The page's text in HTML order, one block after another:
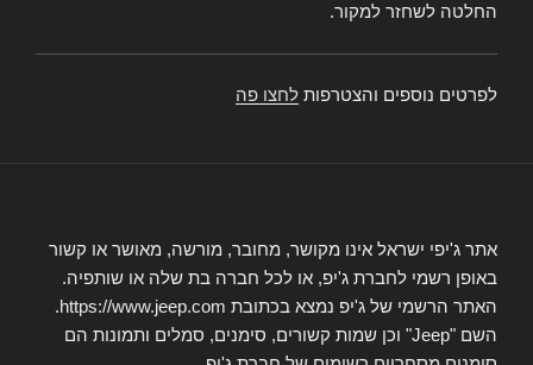
החלטה לשחזר למקור.
לפרטים נוספים והצטרפות לחצו פה
אתר ג'יפי ישראל אינו מקושר, מחובר, מורשה, מאושר או קשור
באופן רשמי לחברת ג'יפ, או לכל חברה בת שלה או שותפיה.
האתר הרשמי של ג'יפ נמצא בכתובת https://www.jeep.com.
השם "Jeep" וכן שמות קשורים, סימנים, סמלים ותמונות הם